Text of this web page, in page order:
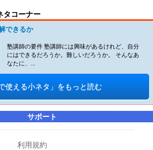
タコーナー
できるか
塾講師の要件 塾講師には興味があるけれど、自分
にはできるだろうか。難しいだろうか。 そんなあ
なたに、...
で使える小ネタ」をもっと読む
サポート
利用規約